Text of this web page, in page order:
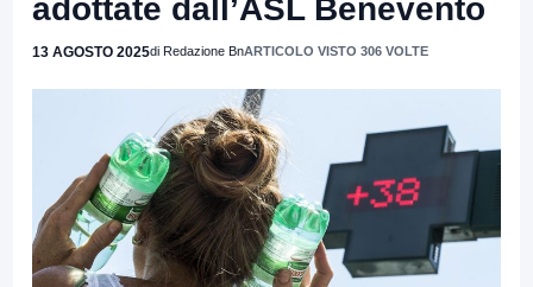
adottate dall’ASL Benevento
13 AGOSTO 2025di Redazione BnARTICOLO VISTO 306 VOLTE